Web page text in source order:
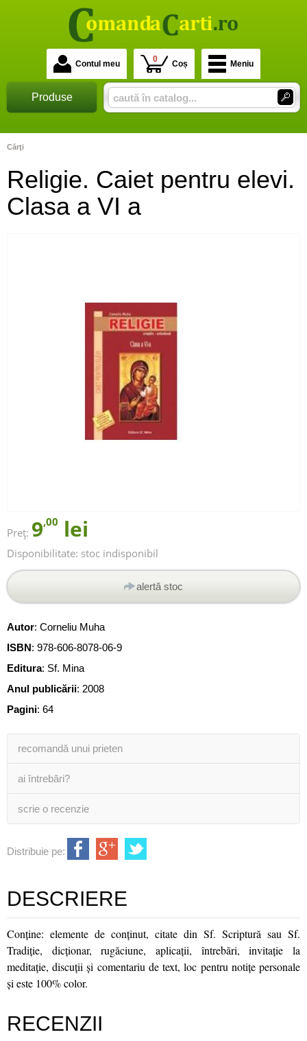
Contul meu 0 Coș Meniu
Produse
Cărţi
Religie. Caiet pentru elevi.
Clasa a VI a
Preț: 9,00 lei
Disponibilitate: stoc indisponibil
alertă stoc
Autor: Corneliu Muha
ISBN: 978-606-8078-06-9
Editura: Sf. Mina
Anul publicării: 2008
Pagini: 64
recomandă unui prieten
ai întrebări?
scrie o recenzie
Distribuie pe:
DESCRIERE
Conţine: elemente de conţinut, citate din Sf. Scriptură sau Sf.
Tradiţie, dicţionar, rugăciune, aplicaţii, întrebări, invitaţie la
meditaţie, discuţii şi comentariu de text, loc pentru notiţe personale
și este 100% color.
RECENZII